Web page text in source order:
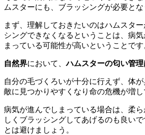
ムスターにも、ブラッシングが必要とな
まず、理解しておきたいのはハムスタ
シングできなくなるということは、病
まっている可能性が高いということです
自然界において、ハムスターの匂い管
自分の毛づくろいが十分に行えず、体が
敵に見つかりやすくなり命の危機が増し
病気が進んでしまっている場合は、柔
しくブラッシングしてあげるのも良い
とは避けましょう。